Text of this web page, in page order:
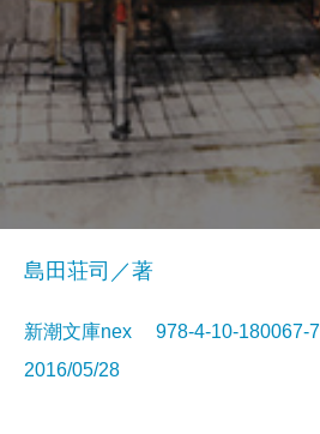
島田荘司／著
新潮文庫nex 978-4-10-
2016/05/28